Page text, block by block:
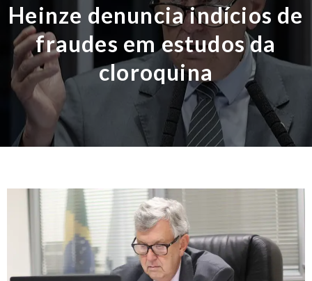
Heinze denuncia indícios de
fraudes em estudos da
cloroquina